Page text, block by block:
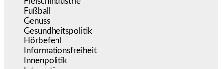
Fußball
Genuss
Gesundheitspolitik
Hörbefehl
Informationsfreiheit
Innenpolitik